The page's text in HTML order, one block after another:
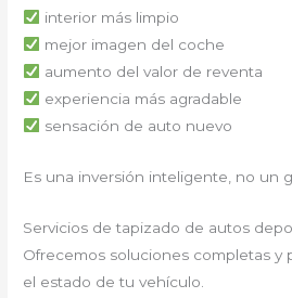
interior más limpio
mejor imagen del coche
aumento del valor de reventa
experiencia más agradable
sensación de auto nuevo
Es una inversión inteligente, no un
Servicios de tapizado de autos
Ofrecemos soluciones completas y
el estado de tu vehículo.